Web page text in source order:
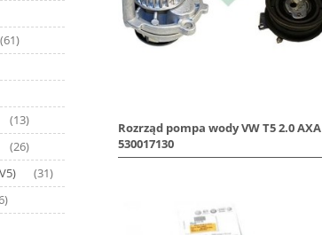
(61)
(13)
(26)
(31)
Rozrząd pompa wody VW T5 2.0 AXA
530017130